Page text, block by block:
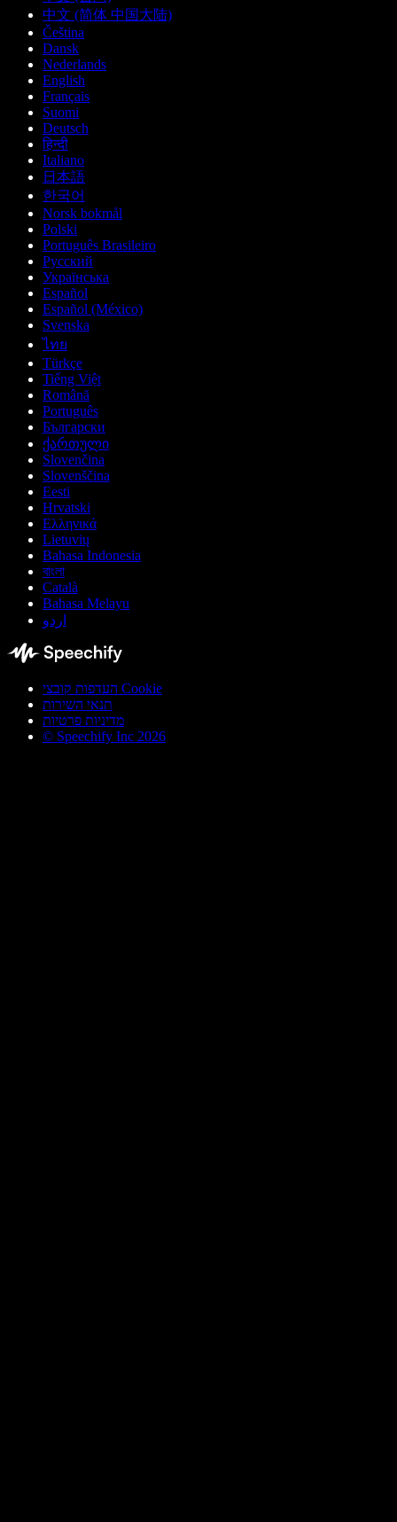
中文 (简体 中国大陆)
Čeština
Dansk
Nederlands
English
Français
Suomi
Deutsch
हिन्दी
Italiano
日本語
한국어
Norsk bokmål
Polski
Português Brasileiro
Русский
Українська
Español
Español (México)
Svenska
ไทย
Türkçe
Tiếng Việt
Română
Português
Български
ქართული
Slovenčina
Slovenščina
Eesti
Hrvatski
Ελληνικά
Lietuvių
Bahasa Indonesia
বাংলা
Català
Bahasa Melayu
اردو
העדפות קובצי Cookie
תנאי השירות
מדיניות פרטיות
© Speechify Inc 2026